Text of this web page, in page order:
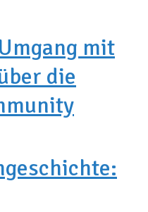
mit
die